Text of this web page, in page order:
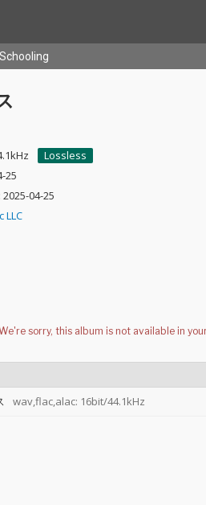
Schooling
Lossless
25
04-25
LLC
wav,flac,alac: 16bit/44.1kHz